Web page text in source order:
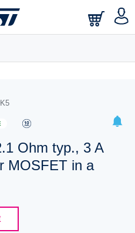
searches.
Ohm typ., 3 A
MOSFET in a